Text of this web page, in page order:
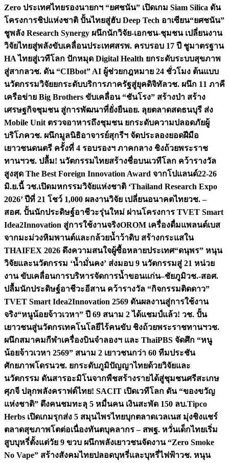
Zero ประเทศไทยรองนายกฯ “ยศชนัน” เปิดเกม Siam Silica ดัน
โครงการชิปแห่งชาติ ปั้นไทยสู่ฮับ Deep Tech อาเซียน“ยศชนัน”
ชูพลัง Research Synergy ผนึกนักวิจัย-เอกชน-ชุมชน เปลี่ยนงาน
วิจัยไทยสู่พลังขับเคลื่อนประเทศสรพ. ครบรอบ 17 ปี ชูมาตรฐาน
HA ไทยสู่เวทีโลก ปักหมุด Digital Health ยกระดับระบบสุขภาพ
สู่สากลวช. ดัน “CIBbot” AI ผู้ช่วยกฎหมาย 24 ชั่วโมง ต้นแบบ
นวัตกรรมวิจัยยกระดับบริการภาครัฐสู่ยุคดิจิทัลวช. ผนึก 11 ภาคี
เครือข่าย Big Brothers ขับเคลื่อน “ชันโรง” สร้างป่า สร้าง
เศรษฐกิจชุมชน สู่การพัฒนาที่ยั่งยืนอย. ลุยตลาดสดธนบุรี ส่ง
Mobile Unit ตรวจอาหารถึงชุมชน ยกระดับความปลอดภัยผู้
บริโภควช. ผนึกมูลนิธิอาจารย์สุกรีฯ จัดประลองยอดฝีมือ
เยาวชนดนตรี ครั้งที่ 4 รอบรองฯ ภาคกลาง ชิงถ้วยพระราช
ทานฯวช. ปลื้ม! นวัตกรรมไทยสร้างชื่อบนเวทีโลก คว้ารางวัล
สูงสุด The Best Foreign Innovation Award จากโปแลนด์22-26
มิ.ย.นี้ วช.เปิดมหกรรมวิจัยแห่งชาติ ‘Thailand Research Expo
2026’ ปีที่ 21 โชว์ 1,000 ผลงานวิจัย เปลี่ยนอนาคตไทยวช. –
สอศ. ปั้นนักประดิษฐ์อาชีวะรุ่นใหม่ ผ่านโครงการ TVET Smart
Idea2Innovation สู่การใช้งานจริงOROM เครื่องดื่มแพลนต์เบส
จากมะม่วงหิมพานต์และกล้วยน้ำว้าดิบ สร้างกระแสใน
THAIFEX 2026 ดึงความสนใจผู้ซื้อหลายประเทศ“ดนุพร” หนุน
วิจัยและนวัตกรรม ‘น้ำมั่นคง’ ส่งมอบ 9 นวัตกรรมสู่ 21 หน่วย
งาน ขับเคลื่อนการบริหารจัดการน้ำขอนแก่น–ชัยภูมิวช.-สอศ.
ปลื้มนักประดิษฐ์อาชีวะอีสาน คว้ารางวัล “กิจกรรมติดดาว”
TVET Smart Idea2Innovation 2569 ดันผลงานสู่การใช้งาน
จริง“หนูน้อยจ้าวเวหา” ปี 69 สนาม 2 ได้แชมป์แล้ว! วช. ปั้น
เยาวชนสู่นวัตกรเทคโนโลยีไร้คนขับ ชิงถ้วยพระราชทานฯวช.
ผนึกสมาคมกีฬาเครื่องบินจำลองฯ และ ThaiPBS จัดศึก “หนู
น้อยจ้าวเวหา 2569” สนาม 2 เยาวชนกว่า 60 ทีมประชัน
ศักยภาพโดรนวช. ยกระดับภูมิปัญญาไทยด้วยวิจัยและ
นวัตกรรม ดันสารอะมิโนจากพืชสร้างรายได้สู่ชุมชนศรีสะเกษ
ศุภจี ปลุกพลังคราฟต์ไทย! SACIT เปิดเวทีโลก ดัน “ของขวัญ
แห่งชาติ” ดึงคนชมทะลุ 5 หมื่นคน เงินสะพัด 150 ลบ.Tipco
Herbs เปิดเกมรุกส่ง 5 สมุนไพรไทยบุกตลาดเวลเนส มุ่งชิงแชร์
ตลาดสุขภาพโตต่อเนื่องทันตบุคลากร – สพฐ. หวั่นเด็กไทยเริ่ม
สูบบุหรี่ตั้งแต่วัย 9 ขวบ ผนึกพลังเยาวชนจัดงาน “Zero Smoke
No Vape” สร้างสังคมไทยปลอดบุหรี่และบุหรี่ไฟฟ้าวช. หนุน